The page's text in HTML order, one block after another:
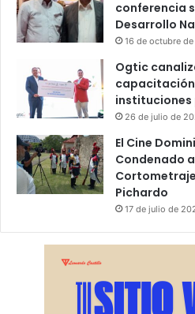
conferencia
Desarrollo
16 de octubre
Ogtic
instituciones
26 de julio de
El Cine
Condenado
Pichardo
17 de julio de